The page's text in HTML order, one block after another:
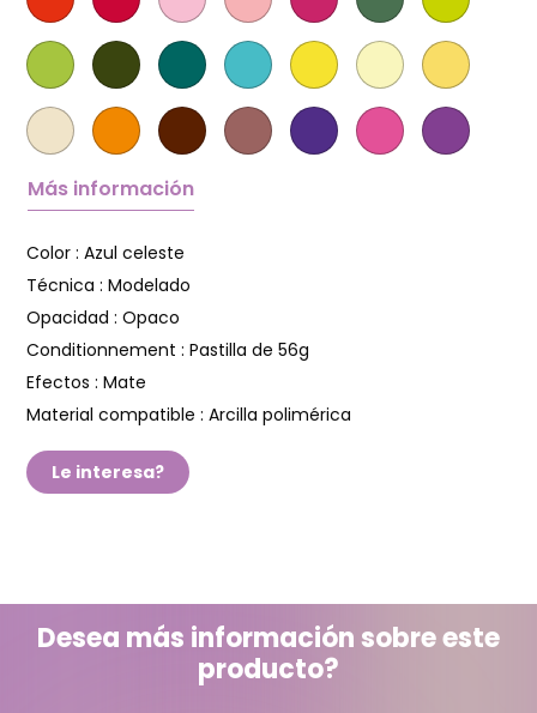
Más información
Color : Azul celeste
Técnica : Modelado
Opacidad : Opaco
Conditionnement : Pastilla de 56g
Efectos : Mate
Material compatible : Arcilla polimérica
Le interesa?
Desea más información sobre este
producto?